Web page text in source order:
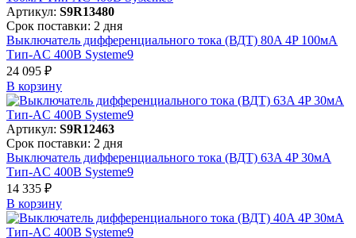
Артикул: S9R13480
Срок поставки: 2 дня
Выключатель дифференциального тока (ВДТ) 80A 4P 100мА
Тип-AC 400В Systeme9
24 095 ₽
В корзинy
Артикул: S9R12463
Срок поставки: 2 дня
Выключатель дифференциального тока (ВДТ) 63A 4P 30мА
Тип-AC 400В Systeme9
14 335 ₽
В корзинy